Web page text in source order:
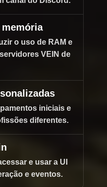
o uso de RAM e
VEIN de
iniciais e
diferentes.
e usar a UI
e eventos.